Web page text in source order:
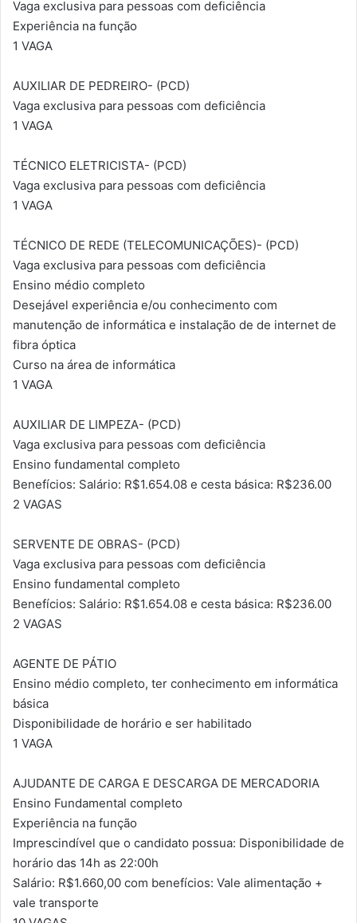
Vaga exclusiva para pessoas com deficiência
Experiência na função
1 VAGA
AUXILIAR DE PEDREIRO- (PCD)
Vaga exclusiva para pessoas com deficiência
1 VAGA
TÉCNICO ELETRICISTA- (PCD)
Vaga exclusiva para pessoas com deficiência
1 VAGA
TÉCNICO DE REDE (TELECOMUNICAÇÕES)- (PCD)
Vaga exclusiva para pessoas com deficiência
Ensino médio completo
Desejável experiência e/ou conhecimento com
manutenção de informática e instalação de de internet de
fibra óptica
Curso na área de informática
1 VAGA
AUXILIAR DE LIMPEZA- (PCD)
Vaga exclusiva para pessoas com deficiência
Ensino fundamental completo
Benefícios: Salário: R$1.654.08 e cesta básica: R$236.00
2 VAGAS
SERVENTE DE OBRAS- (PCD)
Vaga exclusiva para pessoas com deficiência
Ensino fundamental completo
Benefícios: Salário: R$1.654.08 e cesta básica: R$236.00
2 VAGAS
AGENTE DE PÁTIO
Ensino médio completo, ter conhecimento em informática
básica
Disponibilidade de horário e ser habilitado
1 VAGA
AJUDANTE DE CARGA E DESCARGA DE MERCADORIA
Ensino Fundamental completo
Experiência na função
Imprescindível que o candidato possua: Disponibilidade de
horário das 14h as 22:00h
Salário: R$1.660,00 com benefícios: Vale alimentação +
vale transporte